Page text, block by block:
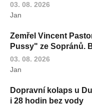
03. 08. 2026
Jan
Zemřel Vincent
Pussy" ze Sopránů.
03. 08. 2026
Jan
Dopravní kolaps u
i 28 hodin bez vody